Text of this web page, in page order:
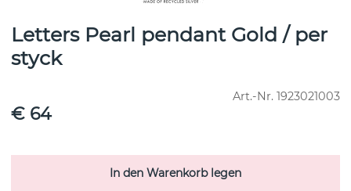
Letters Pearl pendant Gold / per
styck
Art.-Nr. 1923021003
€ 64
In den Warenkorb legen